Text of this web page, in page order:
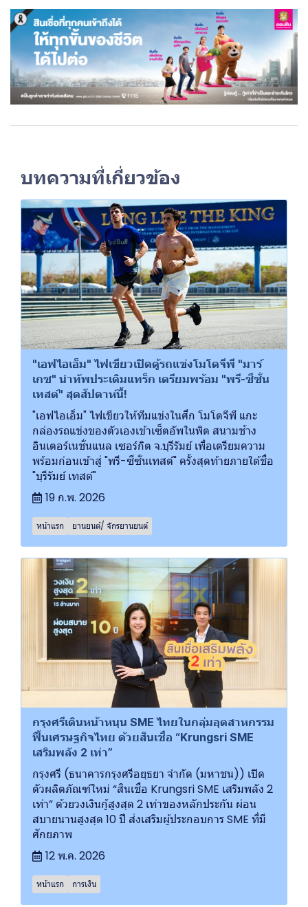
บทความที่เกี่ยวข้อง
"เอฟไอเอ็ม" ไฟเขียวเปิดตู้รถแข่งโมโตจีพี "มาร์
เกซ" นำทัพประเดิมแทร็ก เตรียมพร้อม "พรี-ซีซั่น
เทสต์" สุดสัปดาห์นี้!
"เอฟไอเอ็ม" ไฟเขียวให้ทีมแข่งในศึก โมโตจีพี แกะ
กล่องรถแข่งของตัวเองเข้าเซ็ตอัพในพิต สนามช้าง
อินเตอร์เนชั่นแนล เซอร์กิต จ.บุรีรัมย์ เพื่อเตรียมความ
พร้อมก่อนเข้าสู่ "พรี-ซีซั่นเทสต์" ครั้งสุดท้ายภายใต้ชื่อ
"บุรีรัมย์ เทสต์"
19 ก.พ. 2026
หน้าแรก ยานยนต์/ จักรยานยนต์
กรุงศรีเดินหน้าหนุน SME ไทยในกลุ่มอุตสาหกรรม
ฟื้นเศรษฐกิจไทย ด้วยสินเชื่อ “Krungsri SME
เสริมพลัง 2 เท่า”
กรุงศรี (ธนาคารกรุงศรีอยุธยา จำกัด (มหาชน)) เปิด
ตัวผลิตภัณฑ์ใหม่ “สินเชื่อ Krungsri SME เสริมพลัง 2
เท่า” ด้วยวงเงินกู้สูงสุด 2 เท่าของหลักประกัน ผ่อน
สบายนานสูงสุด 10 ปี ส่งเสริมผู้ประกอบการ SME ที่มี
ศักยภาพ
12 พ.ค. 2026
หน้าแรก การเงิน